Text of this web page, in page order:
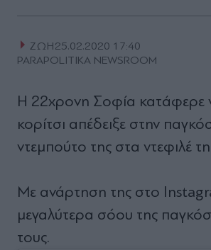
ΖΩΗ25.02.2020 17:40
PARAPOLITIKA NEWSROOM
Η 22χρονη Σοφία κατάφερε
κορίτσι απέδειξε στην
ντεμπούτο της στα
Με ανάρτηση της στο
μεγαλύτερα σόου της
τους.